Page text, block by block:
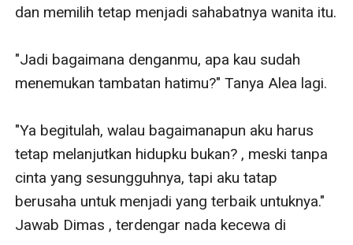
dan memilih tetap menjadi sahabatnya wanita itu.
"Jadi bagaimana denganmu, apa kau sudah
menemukan tambatan hatimu?" Tanya Alea lagi.
"Ya begitulah, walau bagaimanapun aku harus
tetap melanjutkan hidupku bukan? , meski tanpa
cinta yang sesungguhnya, tapi aku tatap
berusaha untuk menjadi yang terbaik untuknya."
Jawab Dimas , terdengar nada kecewa di